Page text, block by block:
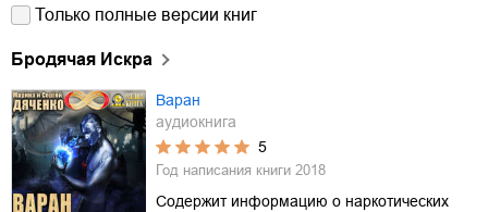
Только полные версии книг
Бродячая Искра
Варан
аудиокнига
5
Год написания книги 2018
Содержит информацию о наркотических